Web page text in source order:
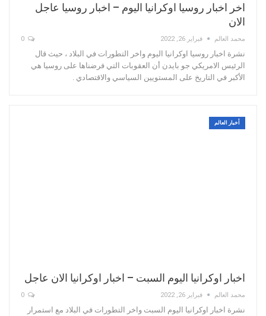
اخر اخبار روسيا اوكرانيا اليوم – اخبار روسيا عاجل
الان
محمد العالم فبراير 26, 2022
نشرة اخبار روسيا اوكرانيا اليوم واخر التطورات في البلاد ، حيث قال
الرئيس الامريكي جو بايدن أن العقوبات التي فرضناها على روسيا هي
الأكبر في التاريخ على المستويين السياسي والاقتصادي .
أخبار العالم
اخبار اوكرانيا اليوم السبت – اخبار اوكرانيا الان عاجل
محمد العالم فبراير 26, 2022
نشرة اخبار اوكرانيا اليوم السبت واخر التطورات في البلاد مع استمرار